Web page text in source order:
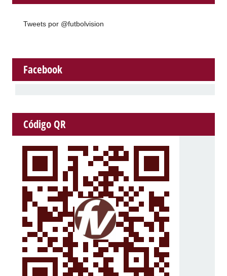
Tweets por @futbolvision
Facebook
Código QR